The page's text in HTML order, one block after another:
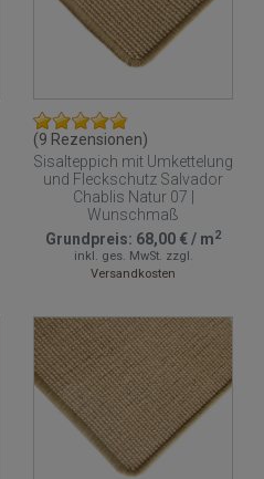
(9 Rezensionen)
Sisalteppich mit Umkettelung
und Fleckschutz Salvador
Chablis Natur 07 |
Wunschmaß
Grundpreis: 68,00 €/ m2
inkl. ges. MwSt. zzgl.
Versandkosten